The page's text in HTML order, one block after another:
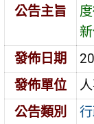
公告主旨
發佈日期
發佈單位
公告類別